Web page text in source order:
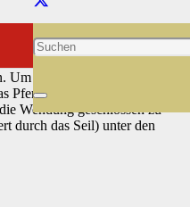
Nebenbei verbessert das
und kann ohne eine
Um die Akzeptanz zu
Pferd auf etwas Distanz
Wendung geschlossen zu
durch das Seil) unter den